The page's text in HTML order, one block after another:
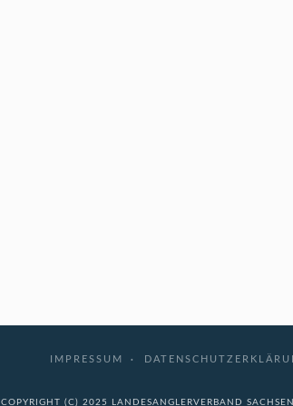
IMPRESSUM
COPYRIGHT (C) 2025 LANDESANGLERVERBAND